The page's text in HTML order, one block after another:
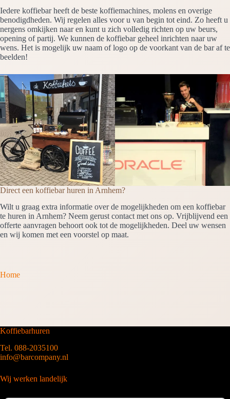
Iedere koffiebar heeft de beste koffiemachines, molens en overige
benodigdheden. Wij regelen alles voor u van begin tot eind. Zo heeft u
nergens omkijken naar en kunt u zich volledig richten op uw beurs,
opening of partij. We kunnen de koffiebar geheel inrichten naar uw
wens. Het is mogelijk uw naam of logo op de voorkant van de bar af te
beelden!
Direct een koffiebar huren in Arnhem?
Wilt u graag extra informatie over de mogelijkheden om een koffiebar
te huren in Arnhem? Neem gerust contact met ons op. Vrijblijvend een
offerte aanvragen behoort ook tot de mogelijkheden. Deel uw wensen
en wij komen met een voorstel op maat.
Home
Koffiebarhuren
Tel. 088-2035100
info@barcompany.nl
Wij werken landelijk